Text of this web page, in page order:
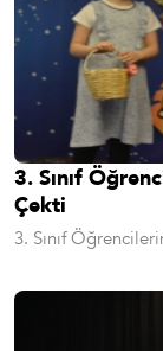
3. Sınıf
Çekti
3. Sınıf